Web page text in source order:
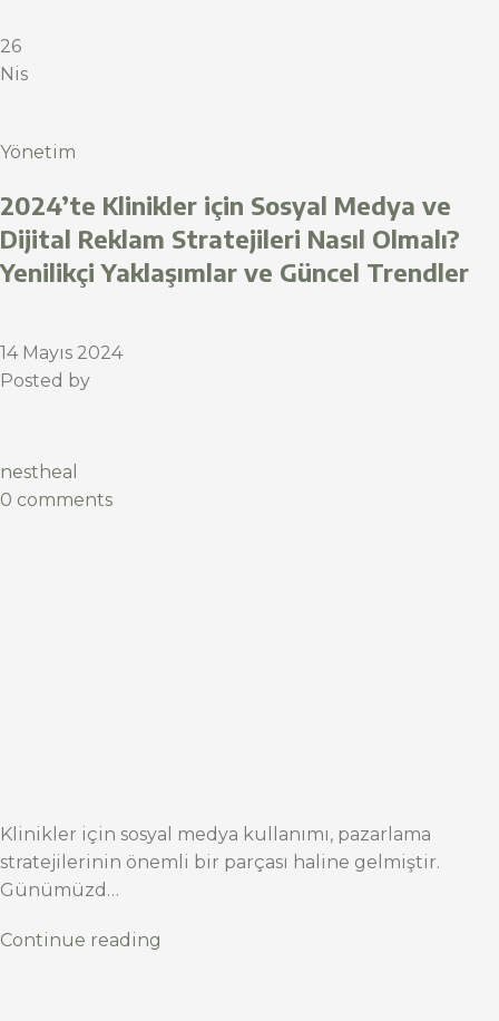
26
Nis
Yönetim
2024’te Klinikler için Sosyal Medya ve
Dijital Reklam Stratejileri Nasıl Olmalı?
Yenilikçi Yaklaşımlar ve Güncel Trendler
14 Mayıs 2024
Posted by
nestheal
0 comments
Klinikler için sosyal medya kullanımı, pazarlama
stratejilerinin önemli bir parçası haline gelmiştir.
Günümüzd…
Continue reading